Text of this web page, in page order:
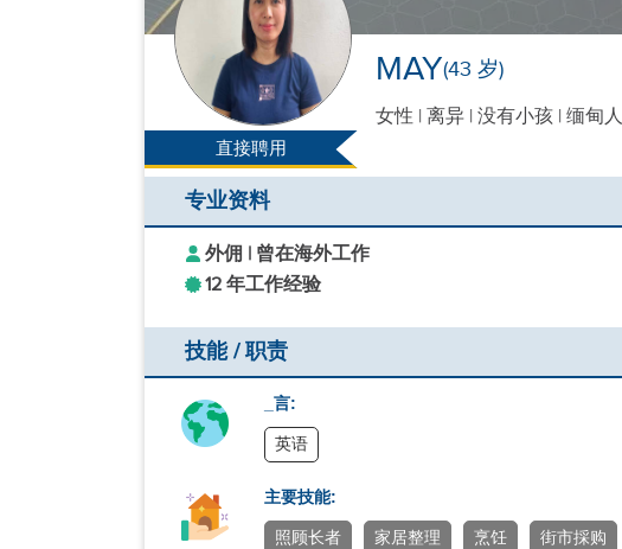
直接聘用
MAY(43 岁)
女性 | 离异 | 没有小孩 | 缅甸
专业资料
外佣 | 曾在海外工作
12 年工作经验
技能 / 职责
_言:
英语
主要技能:
照顾长者 家居整理 烹饪 街市採购